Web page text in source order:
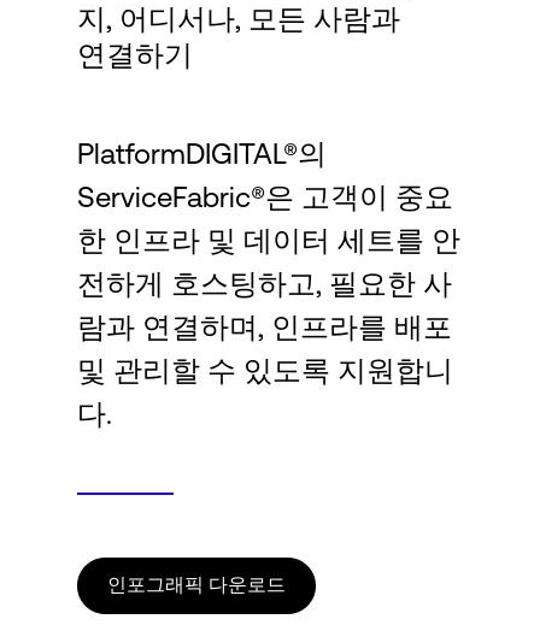
소개
로그인
지, 어디서나, 모든 사람과
연결하기
PlatformDIGITAL®의
ServiceFabric®은 고객이 중요
한 인프라 및 데이터 세트를 안
전하게 호스팅하고, 필요한 사
람과 연결하며, 인프라를 배포
및 관리할 수 있도록 지원합니
다.
인포그래픽 다운로드